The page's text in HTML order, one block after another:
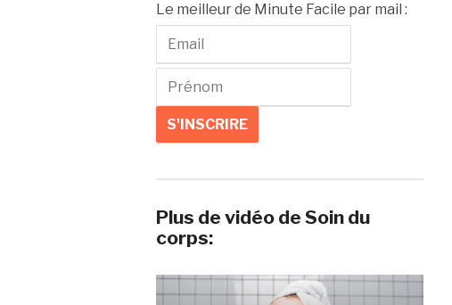
Le meilleur de Minute Facile par mail :
Plus de vidéo de Soin du
corps: